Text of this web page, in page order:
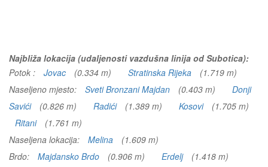
Najbliža lokacija (udaljenosti vazdušna linija od Subotica):
Potok :
Jovac (0.334 m) Stratinska Rijeka
(1.719 m)
Naseljeno mjesto:
Sveti Bronzani Majdan (0.403 m)
Donji
Savići
(0.826 m) Radići (1.389 m) Kosovi
(1.705 m)
Ritani
(1.761 m)
Naseljena lokacija:
Melina
(1.609 m)
Brdo:
Majdansko Brdo (0.906 m) Erdelj (1.418 m)